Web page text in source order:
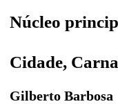
Núcleo
Cidade,
Gilberto Barbosa